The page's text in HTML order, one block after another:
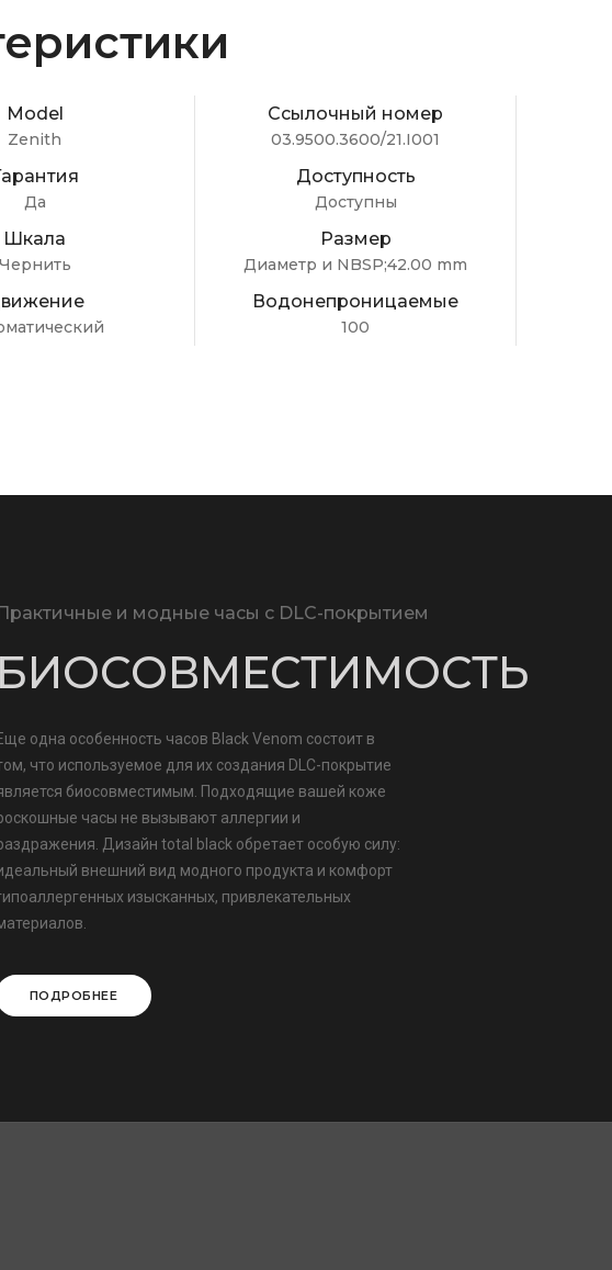
Model
Zenith
Ссылочный номер
03.9500.3600/21.I001
Да
Доступность
Доступны
Шкала
Чернить
Размер
Диаметр и NBSP;42.00 mm
Водонепроницаемые
100
и модные часы с DLC-покрытием
БИОСОВМЕСТИМОСТЬ
одна особенность часов Black Venom состоит в
что используемое для их создания DLC-покрытие
биосовместимым. Подходящие вашей коже
часы не вызывают аллергии и
Дизайн total black обретает особую силу:
внешний вид модного продукта и комфорт
изысканных, привлекательных
ПОДРОБНЕЕ